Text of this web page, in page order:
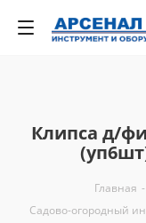
Клипса д/
Главная -
Садово-огородный